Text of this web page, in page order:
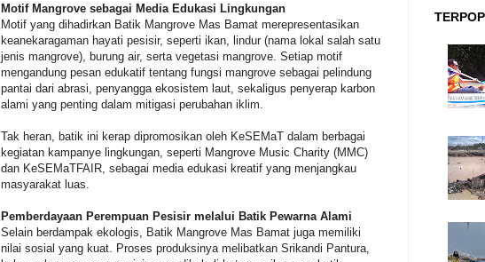
Motif Mangrove sebagai Media Edukasi Lingkungan
Motif yang dihadirkan Batik Mangrove Mas Bamat merepresentasikan
keanekaragaman hayati pesisir, seperti ikan, lindur (nama lokal salah satu
jenis mangrove), burung air, serta vegetasi mangrove. Setiap motif
mengandung pesan edukatif tentang fungsi mangrove sebagai pelindung
pantai dari abrasi, penyangga ekosistem laut, sekaligus penyerap karbon
alami yang penting dalam mitigasi perubahan iklim.
Tak heran, batik ini kerap dipromosikan oleh KeSEMaT dalam berbagai
kegiatan kampanye lingkungan, seperti Mangrove Music Charity (MMC)
dan KeSEMaTFAIR, sebagai media edukasi kreatif yang menjangkau
masyarakat luas.
Pemberdayaan Perempuan Pesisir melalui Batik Pewarna Alami
Selain berdampak ekologis, Batik Mangrove Mas Bamat juga memiliki
nilai sosial yang kuat. Proses produksinya melibatkan Srikandi Pantura,